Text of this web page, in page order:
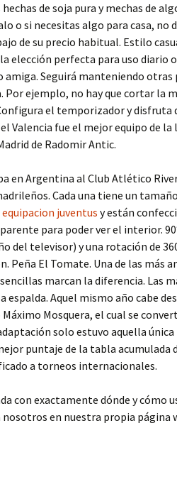
de soja pura y mechas de
o si necesitas algo para casa, no
de su precio habitual. Estilo
elección perfecta para uso diario
amiga. Seguirá manteniendo otras
Por ejemplo, no hay que cortar la
el temporizador y disfruta
Valencia fue el mejor equipo de
de Radomir Antic.
en Argentina al Club Atlético
Cada una tiene un tamaño
equipacion juventus y están
para poder ver el interior.
del televisor) y una rotación de
Peña El Tomate. Una de las más
marcan la diferencia. Las
espalda. Aquel mismo año cabe
Mosquera, el cual se
solo estuvo aquella
puntaje de la tabla acumulada
a torneos internacionales.
con exactamente dónde y cómo
nosotros en nuestra propia página